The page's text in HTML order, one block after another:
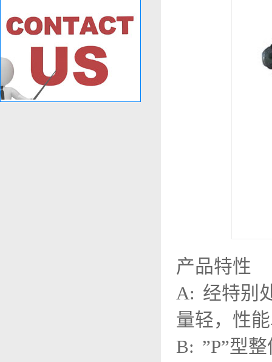
产品特性
A: 经特别
量轻，性
B: ”P”型